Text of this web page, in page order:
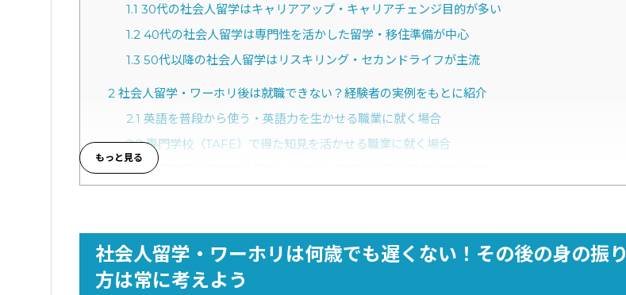
1.1 30代の社会人留学はキャリアアップ・キャリアチェンジ目的が多い
1.240代の社会人留学は専門性を活かした留学・移住準備が中心
1.3 50代以降の社会人留学はリスキリング・セカンドライフが主流
2 社会人留学・ワーホリ後は就職できない？経験者の実例をもとに紹介
2.1 英語を普段から使う・英語力を生かせる職業に就く場合
2.2専門学校（TAFE）で得た知見を活かせる職業に就く場合
2.3国際基準で通用する資格（スキル）取得が必要な職業に就く場合
4社会人留学・ワーホリ後は就職だけじゃない！取れる選択肢を紹介
4.1独立・起業する
4.2大学・大学院・専門学校（TAFE）などで学び直す
社会人留学・ワーホリは何歳でも遅くない！その後の身の振り
方は常に考えよう